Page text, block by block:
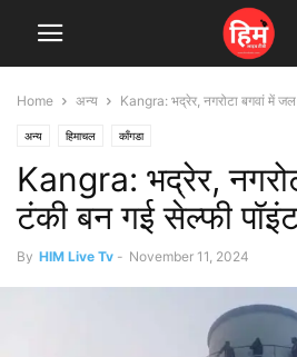
Home अन्य Kangra: भद्रेर, नगरोटा बगवां में
अन्य हिमाचल काँगडा
Kangra: भद्रेर,
टंकी बन गई सेल्फी
By HIM Live Tv - November 11, 2024